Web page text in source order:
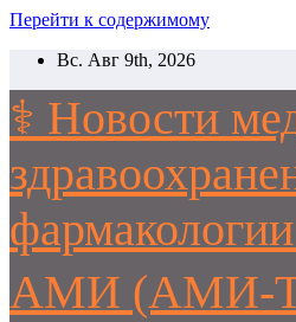
Перейти к содержимому
Вс. Авг 9th, 2026
⚕️ Новости
АМИ (АМИ-